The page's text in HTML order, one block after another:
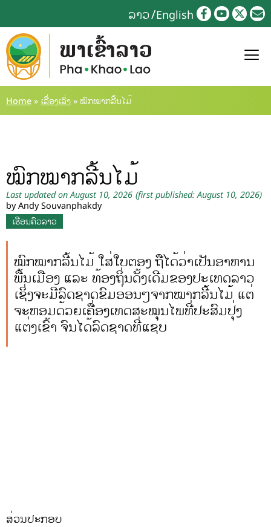
ລາວ English
Home » ເລື່ອງເລົ່າ » ໝົກໝາກລີ້ນໄມ້
ໝົກໝາກລີ້ນໄມ້
Last updated on August 10, 2026 (first published: August 10, 2026)
by Andy Souvanphakdy
ເຮືອນຄົວລາວ
ໝົກໝາກລີ້ນໄມ້ ໃສ່ໃບຕອງ ຖືໄດ້ວ່າເປັນອາຫານ
ພື້ນເມືອງ ແລະ ທ້ອງຖິ່ນດັ້ງເດີມຂອງປະເທດລາວ
ເຊິ່ງຈະມີລົດຊາດຂົມອ່ອນໆຈາກໝາກລີ້ນໄມ້ ແຕ່
ຈະຫອມດ້ວຍເຄື່ອງເທດສະໝຸນໄພທີ່ປະສົມປຸ່ງ
ແຕ່ງເຂົ້າ ຈົນໄດ້ລົດຊາດທີ່ແຊບ
ສ່ວນປະກອບ